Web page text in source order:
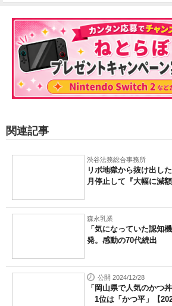
関連記事
渋谷法務総合事務所
リボ地獄から抜け出し
月停止して『大幅に減
森永乳業
「気になっていた認知
発。感動の70代続出
公開 2024/12/28
「岡山県で人気のかつ
1位は「かつ平」【